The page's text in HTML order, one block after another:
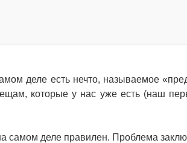
деле есть нечто, называемое
которые у нас уже есть (наш
самом деле правилен. Проблема